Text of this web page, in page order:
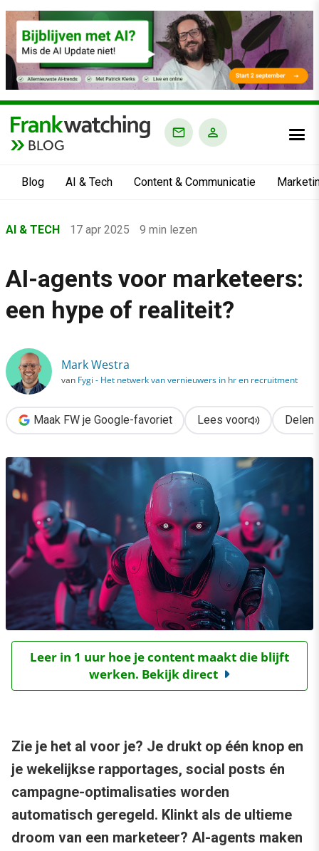
BLOG
Blog AI & Tech Content & Communicatie
›
›
AI & Tech
AI-agents voor marketeers: een hype of realiteit?
AI & TECH 17 apr 2025 9 min lezen
AI-agents voor marketeers:
een hype of realiteit?
Mark Westra
van Fygi - Het netwerk van vernieuwers in hr en recruitment
Maak FW je Google-favoriet Lees voor Delen
Leer in 1 uur hoe je content maakt die blijft
werken. Bekijk direct
Zie je het al voor je? Je drukt op één knop en
je wekelijkse rapportages, social posts én
campagne-optimalisaties worden
automatisch geregeld. Klinkt als de ultieme
droom van een marketeer? AI-agents maken